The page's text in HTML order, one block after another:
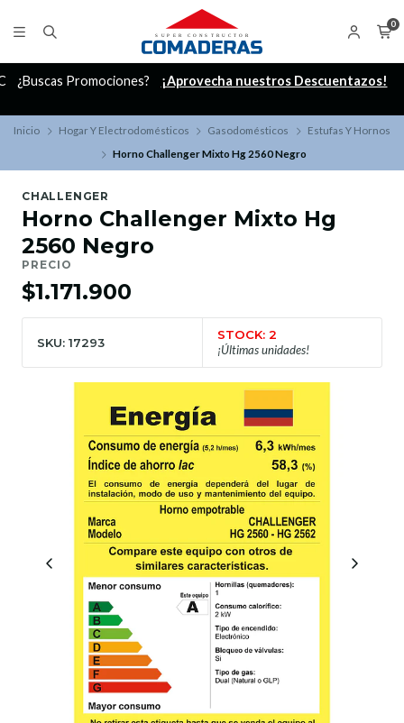
0
¿Buscas Promociones? ¡Aprovecha nuestros Descuentazos!
Inicio Hogar Y Electrodomésticos Gasodomésticos
Estufas Y Hornos
Horno Challenger Mixto Hg 2560 Negro
CHALLENGER
Horno Challenger Mixto Hg
2560 Negro
PRECIO
$1.171.900
SKU: 17293
STOCK: 2
¡Últimas unidades!